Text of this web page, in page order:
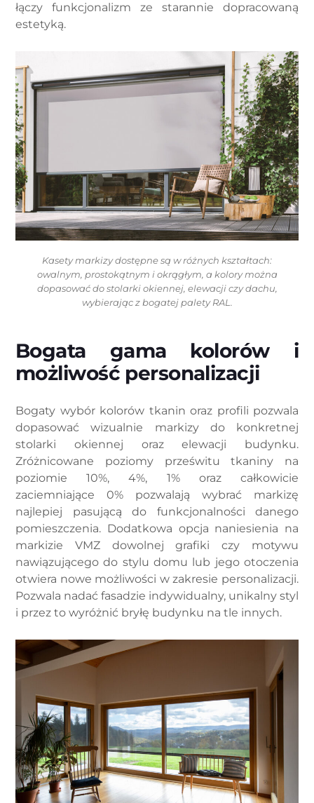
łączy funkcjonalizm ze starannie dopracowaną
estetyką.
Kasety markizy dostępne są w różnych kształtach:
owalnym, prostokątnym i okrągłym, a kolory można
dopasować do stolarki okiennej, elewacji czy dachu,
wybierając z bogatej palety RAL.
Bogata gama kolorów i
możliwość personalizacji
Bogaty wybór kolorów tkanin oraz profili pozwala
dopasować wizualnie markizy do konkretnej
stolarki okiennej oraz elewacji budynku.
Zróżnicowane poziomy prześwitu tkaniny na
poziomie 10%, 4%, 1% oraz całkowicie
zaciemniające 0% pozwalają wybrać markizę
najlepiej pasującą do funkcjonalności danego
pomieszczenia. Dodatkowa opcja naniesienia na
markizie VMZ dowolnej grafiki czy motywu
nawiązującego do stylu domu lub jego otoczenia
otwiera nowe możliwości w zakresie personalizacji.
Pozwala nadać fasadzie indywidualny, unikalny styl
i przez to wyróżnić bryłę budynku na tle innych.